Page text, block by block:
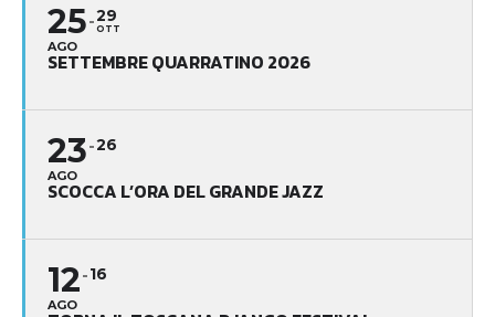
25
AGO
29
OTT
SETTEMBRE QUARRATINO 2026
23
AGO
26
SCOCCA L’ORA DEL GRANDE JAZZ
12
AGO
16